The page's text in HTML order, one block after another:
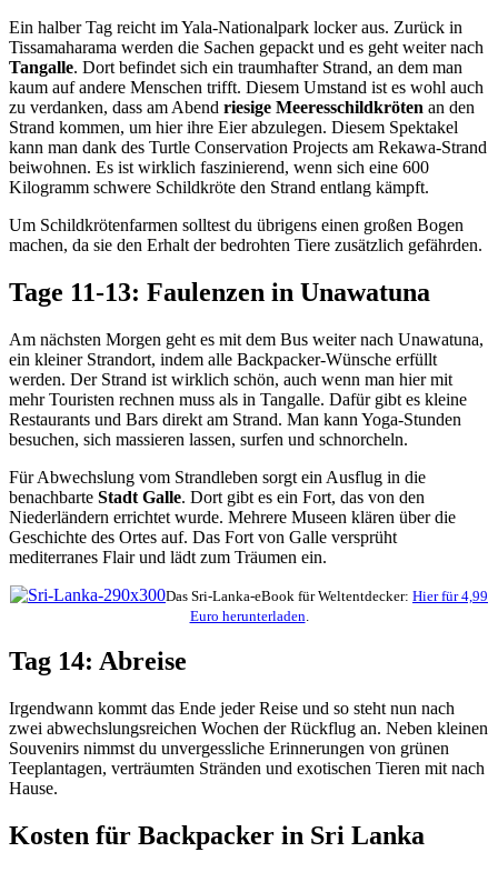
Ein halber Tag reicht im Yala-Nationalpark locker aus. Zurück in
Tissamaharama werden die Sachen gepackt und es geht weiter nach
Tangalle. Dort befindet sich ein traumhafter Strand, an dem man
kaum auf andere Menschen trifft. Diesem Umstand ist es wohl auch
zu verdanken, dass am Abend riesige Meeresschildkröten an den
Strand kommen, um hier ihre Eier abzulegen. Diesem Spektakel
kann man dank des Turtle Conservation Projects am Rekawa-Strand
beiwohnen. Es ist wirklich faszinierend, wenn sich eine 600
Kilogramm schwere Schildkröte den Strand entlang kämpft.
Um Schildkrötenfarmen solltest du übrigens einen großen Bogen
machen, da sie den Erhalt der bedrohten Tiere zusätzlich gefährden.
Tage 11-13: Faulenzen in Unawatuna
Am nächsten Morgen geht es mit dem Bus weiter nach Unawatuna,
ein kleiner Strandort, indem alle Backpacker-Wünsche erfüllt
werden. Der Strand ist wirklich schön, auch wenn man hier mit
mehr Touristen rechnen muss als in Tangalle. Dafür gibt es kleine
Restaurants und Bars direkt am Strand. Man kann Yoga-Stunden
besuchen, sich massieren lassen, surfen und schnorcheln.
Für Abwechslung vom Strandleben sorgt ein Ausflug in die
benachbarte Stadt Galle. Dort gibt es ein Fort, das von den
Niederländern errichtet wurde. Mehrere Museen klären über die
Geschichte des Ortes auf. Das Fort von Galle versprüht
mediterranes Flair und lädt zum Träumen ein.
Das Sri-Lanka-eBook für Weltentdecker: Hier für 4,99
Euro herunterladen
Tag 14: Abreise
Irgendwann kommt das Ende jeder Reise und so steht nun nach
zwei abwechslungsreichen Wochen der Rückflug an. Neben kleinen
Souvenirs nimmst du unvergessliche Erinnerungen von grünen
Teeplantagen, verträumten Stränden und exotischen Tieren mit nach
Hause.
Kosten für Backpacker in Sri Lanka